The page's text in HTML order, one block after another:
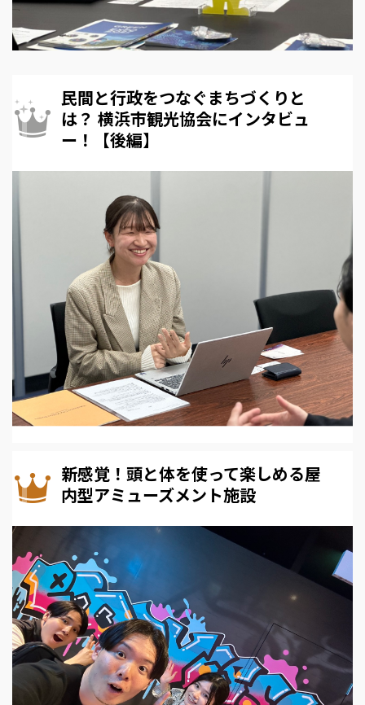
民間と行政をつなぐまちづくりと
は？ 横浜市観光協会にインタビュ
ー！【後編】
新感覚！頭と体を使って楽しめる屋
内型アミューズメント施設